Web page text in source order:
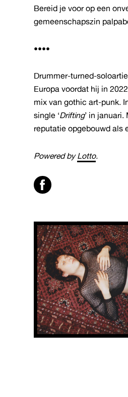
Bereid je voor op een
gemeenschapszin
••••
Drummer-turned-
Europa voordat hij in
mix van gothic art-punk.
single ‘Drifting’ in
reputatie opgebouwd als
Powered byLotto.